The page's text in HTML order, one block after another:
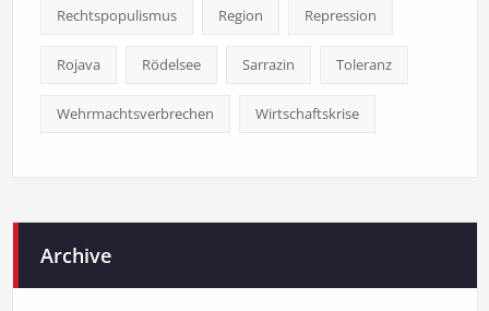
Rechtspopulismus Region Repression
Rojava Rödelsee Sarrazin Toleranz
Wehrmachtsverbrechen Wirtschaftskrise
Archive